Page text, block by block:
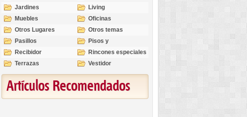
Jardines
Living
Muebles
Oficinas
Otros Lugares
Otros temas
Pasillos
Pisos y
revestimientos
Recibidor
Rincones especiales
Terrazas
Vestidor
Artículos Recomendados